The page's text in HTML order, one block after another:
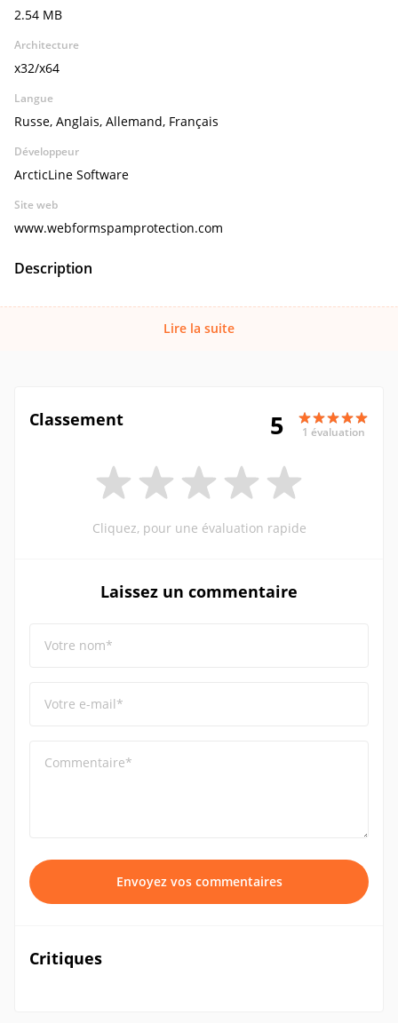
2.54 MB
Architecture
x32/x64
Langue
Russe, Anglais, Allemand, Français
Développeur
ArcticLine Software
Site web
www.webformspamprotection.com
Description
Lire la suite
Classement 5 1 évaluation
Cliquez, pour une évaluation rapide
Laissez un commentaire
Votre nom*
Votre e-mail*
Commentaire*
Envoyez vos commentaires
Critiques